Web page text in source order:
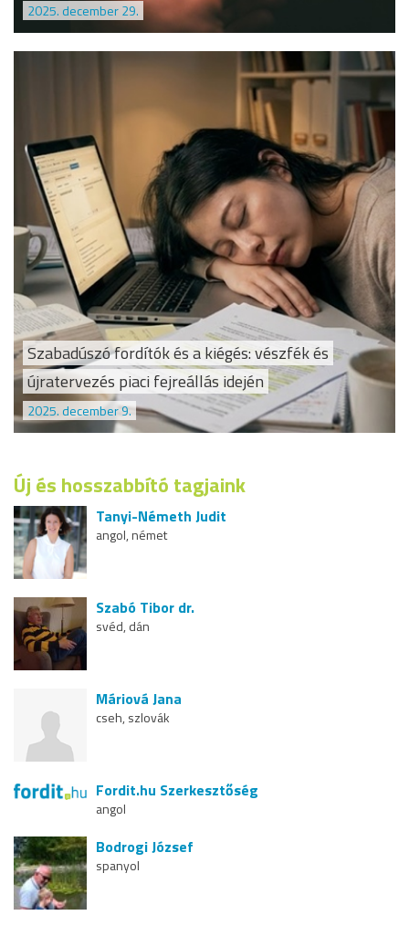
2025. december 29.
Szabadúszó fordítók és a kiégés: vészfék és
újratervezés piaci fejreállás idején
2025. december 9.
Új és hosszabbító tagjaink
Tanyi-Németh Judit
angol, német
Szabó Tibor dr.
svéd, dán
Máriová Jana
cseh, szlovák
Fordit.hu Szerkesztőség
angol
Bodrogi József
spanyol